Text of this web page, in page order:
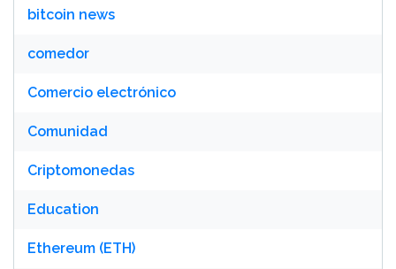
bitcoin news
comedor
Comercio electrónico
Comunidad
Criptomonedas
Education
Ethereum (ETH)